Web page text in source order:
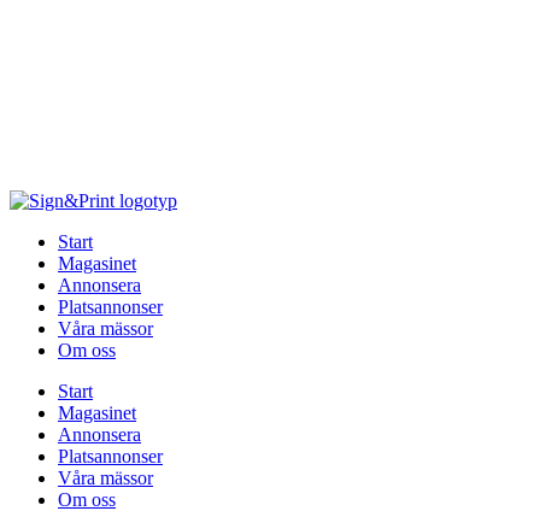
Start
Magasinet
Annonsera
Platsannonser
Våra mässor
Om oss
Start
Magasinet
Annonsera
Platsannonser
Våra mässor
Om oss